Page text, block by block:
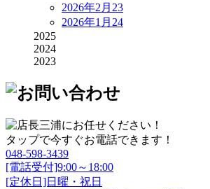
2026年2月 23
2026年1月 24
2025
2024
2023
タップで今すぐお電話できます！
048-598-3439
[電話受付]9:00～18:00
[定休日]日曜・祝日